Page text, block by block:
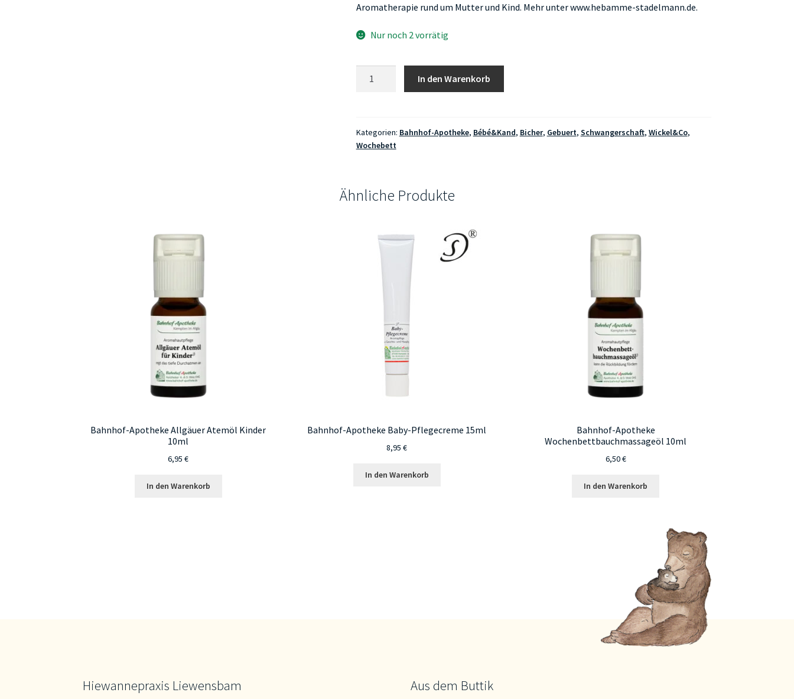
Aromatherapie rund um Mutter und Kind. Mehr unter www.hebamme-stadelmann.de.
Nur noch 2 vorrätig
In den Warenkorb
Kategorien: Bahnhof-Apotheke, Bébé&Kand, Bicher, Gebuert, Schwangerschaft, Wickel&Co,
Wochebett
Ähnliche Produkte
Bahnhof-Apotheke Allgäuer Atemöl Kinder
10ml
6,95€
In den Warenkorb
Bahnhof-Apotheke Baby-Pflegecreme 15ml
8,95€
In den Warenkorb
Bahnhof-Apotheke
Wochenbettbauchmassageöl 10ml
6,50€
In den Warenkorb
Hiewannepraxis Liewensbam Aus dem Buttik